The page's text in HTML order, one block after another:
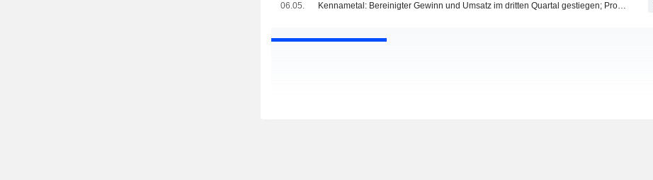
06.05. Kennametal: Bereinigter Gewinn und Umsatz im dritten Quartal gestiegen; Prognose für das Geschäftsjahr 2026 angehoben